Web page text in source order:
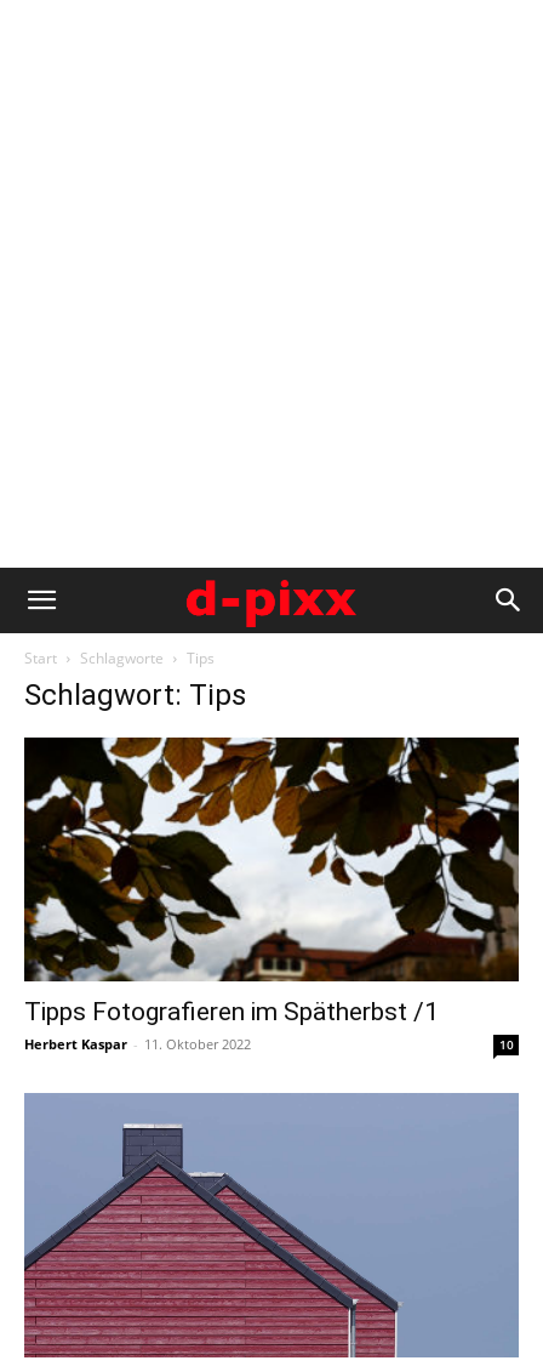
Start Schlagworte Tips
Schlagwort: Tips
Tipps Fotografieren im Spätherbst /1
Herbert Kaspar - 11. Oktober 2022 10